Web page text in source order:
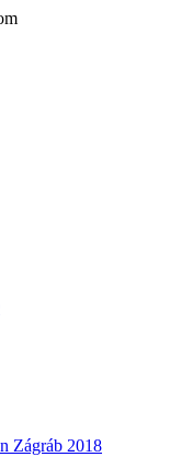
Hip-Hop Unite
Zágráb 2018